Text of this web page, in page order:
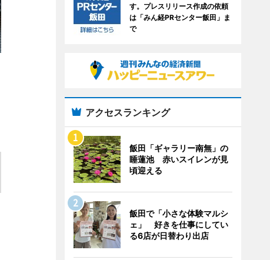
す。プレスリリース作成の依頼
は「みん経PRセンター飯田」ま
で
アクセスランキング
飯田「ギャラリー南無」の
睡蓮池 赤いスイレンが見
頃迎える
飯田で「小さな体験マルシ
ェ」 好きを仕事にしてい
る6店が日替わり出店